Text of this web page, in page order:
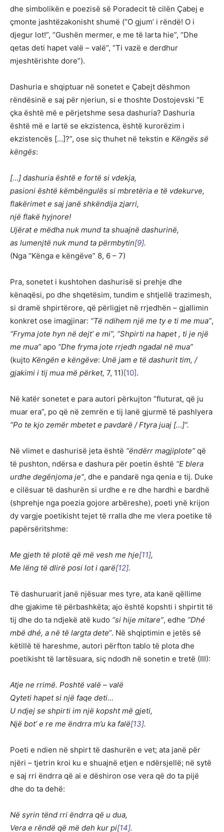
dhe simbolikën e poezisë së Poradecit të cilën Çabej e
çmonte jashtëzakonisht shumë (“O gjum’ i rëndë! O i
djegur lot!”, “Gushën mermer, e me të larta hie”, “Dhe
qetas deti hapet valë – valë”, “Ti vazë e derdhur
mjeshtërishte dore”).
Dashuria e shqiptuar në sonetet e Çabejt dëshmon
rëndësinë e saj për njeriun, si e thoshte Dostojevski “E
çka është më e përjetshme sesa dashuria? Dashuria
është më e lartë se ekzistenca, është kurorëzim i
ekzistencës […]?”, ose siç thuhet në tekstin e Këngës së
këngës:
[…] dashuria është e fortë si vdekja,
pasioni është këmbëngulës si mbretëria e të vdekurve,
flakërimet e saj janë shkëndija zjarri,
një flakë hyjnore!
Ujërat e mëdha nuk mund ta shuajnë dashurinë,
as lumenjtë nuk mund ta përmbytin[9].
(Nga “Kënga e këngëve” 8, 6 – 7)
Pra, sonetet i kushtohen dashurisë si prehje dhe
kënaqësi, po dhe shqetësim, tundim e shtjellë trazimesh,
si dramë shpirtërore, që përligjet në rrjedhën – gjallimin
konkret ose imagjinar: “Të ndihem një me ty e ti me mua”,
“Fryma jote hyn në dejt’ e mi”, “Shpirti na hapet , ti je një
me mua” apo “Dhe fryma jote rrjedh ngadal në mua”
(kujto Këngën e këngëve: Unë jam e të dashurit tim, /
gjakimi i tij mua më përket, 7, 11) [10].
Në katër sonetet e para autori përkujton “fluturat, që ju
muar era”, po që në zemrën e tij lanë gjurmë të pashlyera
“Po te kjo zemër mbetet e pavdarë / Ftyra juaj […]”.
Në vlimet e dashurisë jeta është “ëndërr magjiplote” që
të pushton, ndërsa e dashura për poetin është “E blera
urdhe degënjoma je”, dhe e pandarë nga qenia e tij. Duke
e cilësuar të dashurën si urdhe e re dhe hardhi e bardhë
(shprehje nga poezia gojore arbëreshe), poeti ynë krijon
dy vargje poetikisht tejet të rralla dhe me vlera poetike të
papërsëritshme:
Me gjeth të plotë që më vesh me hje[11],
Me lëng të dlirë posi lot i qarë[12].
Të dashuruarit janë njësuar mes tyre, ata kanë qëllime
dhe gjakime të përbashkëta; ajo është kopshti i shpirtit të
tij dhe do ta ndjekë atë kudo “si hije mitare”, edhe “Dhé
mbë dhé, a në të largta dete”. Në shqiptimin e jetës së
këtillë të hareshme, autori përfton tablo të plota dhe
poetikisht të lartësuara, siç ndodh në sonetin e tretë (III):
Atje ne rrimë. Poshtë valë – valë
Qyteti hapet si një faqe deti…
U ndjej se shpirti im një kopsht më gjeti,
Një bot’ e re me ëndrra m’u ka falë[13].
Poeti e ndien në shpirt të dashurën e vet; ata janë për
njëri – tjetrin kroi ku e shuajnë etjen e ndërsjellë; në sytë
e saj rri ëndrra që ai e dëshiron ose vera që do ta pijë
dhe do ta dehë:
Në syrin tënd rri ëndrra që u dua,
Vera e rëndë që më deh kur pi[14].